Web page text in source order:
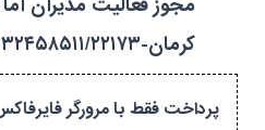
مجوز فعالیت مدیران
کرمان-۱۴۰۵۳۲۴۵۸۵۱۱/۲۲۱۷۳-۱۴۰۵-مشترک
پرداخت فقط با مرورگر